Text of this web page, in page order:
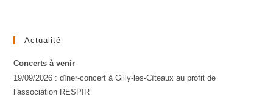
Actualité
Concerts à venir
19/09/2026 : dîner-concert à Gilly-les-Cîteaux au profit de
l’association RESPIR